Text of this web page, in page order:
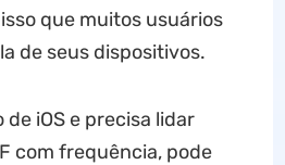
que muitos usuários
de seus dispositivos.
de iOS e precisa lidar
com frequência, pode